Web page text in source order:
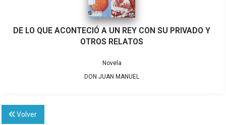
DE LO QUE ACONTECIÓ A UN REY CON SU PRIVADO Y
OTROS RELATOS
Novela
DON JUAN MANUEL
Volver